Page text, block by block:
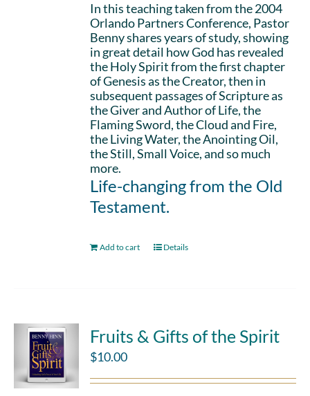
In this teaching taken from the 2004
Orlando Partners Conference, Pastor
Benny shares years of study, showing
in great detail how God has revealed
the Holy Spirit from the first chapter
of Genesis as the Creator, then in
subsequent passages of Scripture as
the Giver and Author of Life, the
Flaming Sword, the Cloud and Fire,
the Living Water, the Anointing Oil,
the Still, Small Voice, and so much
more.
Life-changing from the Old
Testament.
Add to cart Details
Fruits & Gifts of the Spirit
$10.00